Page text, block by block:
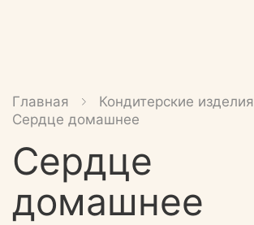
Главная
Кондитерские изделия
Сердце домашнее
Сердце
домашнее